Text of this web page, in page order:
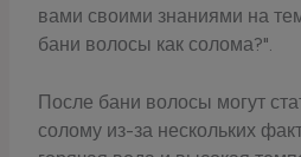
вами своими знаниями на
бани волосы как солома?".
После бани волосы могут
солому из-за нескольких